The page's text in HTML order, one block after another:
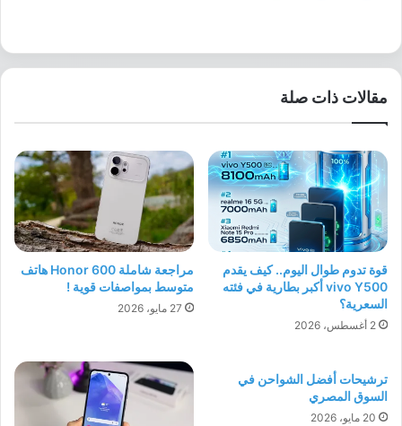
مقالات ذات صلة
قوة تدوم طوال اليوم.. كيف يقدم
vivo Y500 أكبر بطارية في فئته
السعرية؟
2 أغسطس، 2026
مراجعة شاملة Honor 600 هاتف
متوسط بمواصفات قوية !
27 مايو، 2026
ترشيحات أفضل الشواحن في
السوق المصري
20 مايو، 2026